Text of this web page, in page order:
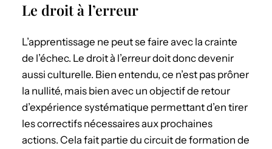
Le droit à l’erreur
L’apprentissage ne peut se faire avec la crainte
de l’échec. Le droit à l’erreur doit donc devenir
aussi culturelle. Bien entendu, ce n’est pas prôner
la nullité, mais bien avec un objectif de retour
d’expérience systématique permettant d’en tirer
les correctifs nécessaires aux prochaines
actions. Cela fait partie du circuit de formation de